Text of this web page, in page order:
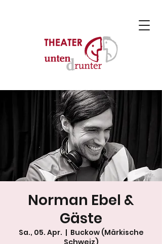
Norman Ebel &
Gäste
Sa., 05. Apr.
  |
Buckow (Märkische
Schweiz)